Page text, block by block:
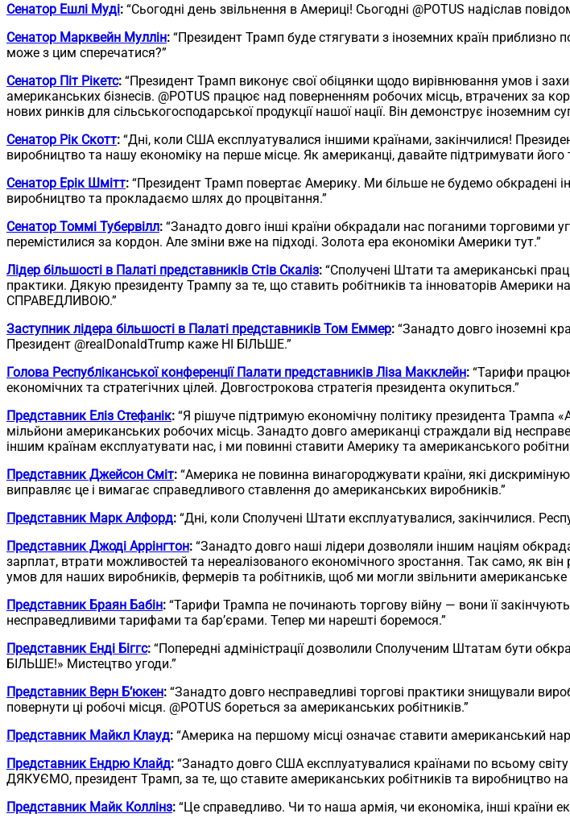
Сенатор Ешлі Муді: “Сьогодні день звільнення в Америці! Сьогодні @POTUS надіслав
Сенатор Марквейн Муллін: “Президент Трамп буде стягувати з іноземних країн приблизно
може з цим сперечатися?”
Сенатор Піт Рікетс: “Президент Трамп виконує свої обіцянки щодо вирівнювання умов і
американських бізнесів. @POTUS працює над поверненням робочих місць, втрачених за
нових ринків для сільськогосподарської продукції нашої нації. Він демонструє
Сенатор Рік Скотт: “Дні, коли США експлуатувалися іншими країнами, закінчилися!
виробництво та нашу економіку на перше місце. Як американці, давайте підтримувати
Сенатор Ерік Шмітт: “Президент Трамп повертає Америку. Ми більше не будемо
виробництво та прокладаємо шлях до процвітання.”
Сенатор Томмі Тубервілл: “Занадто довго інші країни обкрадали нас поганими торговими
перемістилися за кордон. Але зміни вже на підході. Золота ера економіки Америки тут.”
Лідер більшості в Палаті представників Стів Скаліз: “Сполучені Штати та американські
практики. Дякую президенту Трампу за те, що ставить робітників та інноваторів
СПРАВЕДЛИВОЮ.”
Заступник лідера більшості в Палаті представників Том Еммер: “Занадто довго іноземні
Президент @realDonaldTrump каже НІ БІЛЬШЕ.”
Голова Республіканської конференції Палати представників Ліза Макклейн: “Тарифи
економічних та стратегічних цілей. Довгострокова стратегія президента окупиться.”
Представник Еліз Стефанік: “Я рішуче підтримую економічну політику президента Трампа
мільйони американських робочих місць. Занадто довго американці страждали від
іншим країнам експлуатувати нас, і ми повинні ставити Америку та американського
Представник Джейсон Сміт: “Америка не повинна винагороджувати країни, які
виправляє це і вимагає справедливого ставлення до американських виробників.”
Представник Марк Алфорд: “Дні, коли Сполучені Штати експлуатувалися, закінчилися.
Представник Джоді Аррінгтон: “Занадто довго наші лідери дозволяли іншим націям
зарплат, втрати можливостей та нереалізованого економічного зростання. Так само, як
умов для наших виробників, фермерів та робітників, щоб ми могли звільнити
Представник Браян Бабін: “Тарифи Трампа не починають торгову війну — вони її
несправедливими тарифами та бар’єрами. Тепер ми нарешті боремося.”
Представник Енді Біггс: “Попередні адміністрації дозволили Сполученим Штатам бути
БІЛЬШЕ!» Мистецтво угоди.”
Представник Верн Б’юкен: “Занадто довго несправедливі торгові практики знищували
повернути ці робочі місця. @POTUS бореться за американських робітників.”
Представник Майкл Клауд: “Америка на першому місці означає ставити американський
Представник Ендрю Клайд: “Занадто довго США експлуатувалися країнами по всьому
ДЯКУЄМО, президент Трамп, за те, що ставите американських робітників та виробництво
Представник Майк Коллінз: “Це справедливо. Чи то наша армія, чи економіка, інші країни